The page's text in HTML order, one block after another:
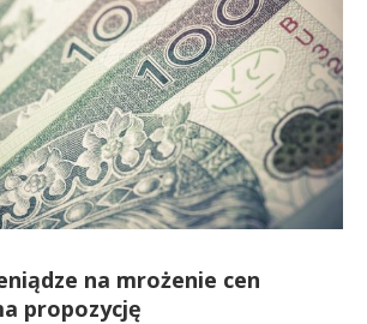
na mrożenie cen
propozycję